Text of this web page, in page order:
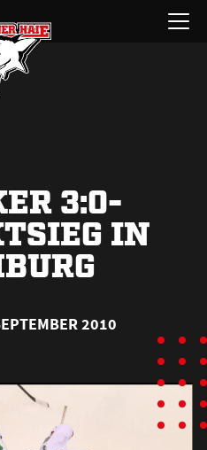
Menü
öffnen
3:0-
IN
2010